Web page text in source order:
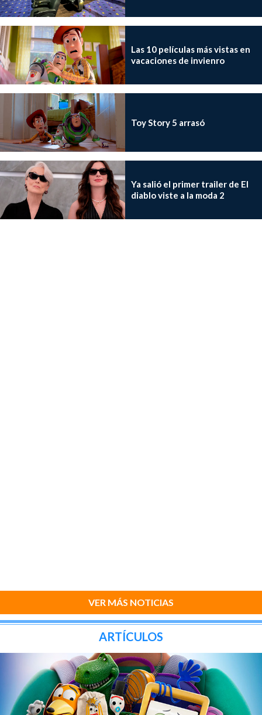
Las 10 películas más vistas en
vacaciones de invienro
Toy Story 5 arrasó
Ya salió el primer trailer de El
diablo viste a la moda 2
VER MÁS NOTICIAS
ARTÍCULOS